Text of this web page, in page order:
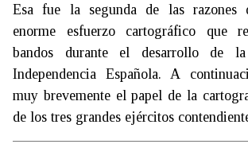
Esa fue la segunda de las razones
enorme esfuerzo cartográfico que
bandos durante el desarrollo de
Independencia Española. A
muy brevemente el papel de la
de los tres grandes ejércitos